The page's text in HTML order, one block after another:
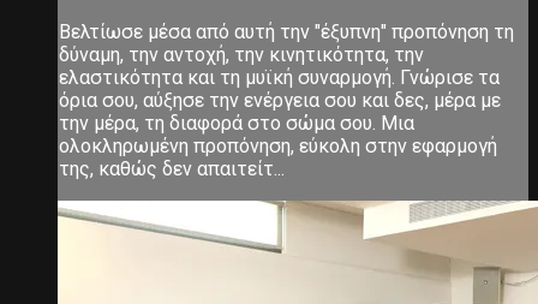
Βελτίωσε μέσα από αυτή την "έξυπνη" προπόνηση τη
δύναμη, την αντοχή, την κινητικότητα, την
ελαστικότητα και τη μυϊκή συναρμογή. Γνώρισε τα
όρια σου, αύξησε την ενέργεια σου και δες, μέρα με
την μέρα, τη διαφορά στο σώμα σου. Μια
ολοκληρωμένη προπόνηση, εύκολη στην εφαρμογή
της, καθώς δεν απαιτείτ...